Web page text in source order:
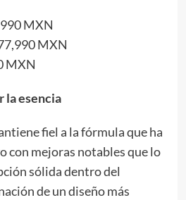
MXN
MXN
MXN
la esencia
fiel a la fórmula que ha
con mejoras notables que lo
sólida dentro del
de un diseño más